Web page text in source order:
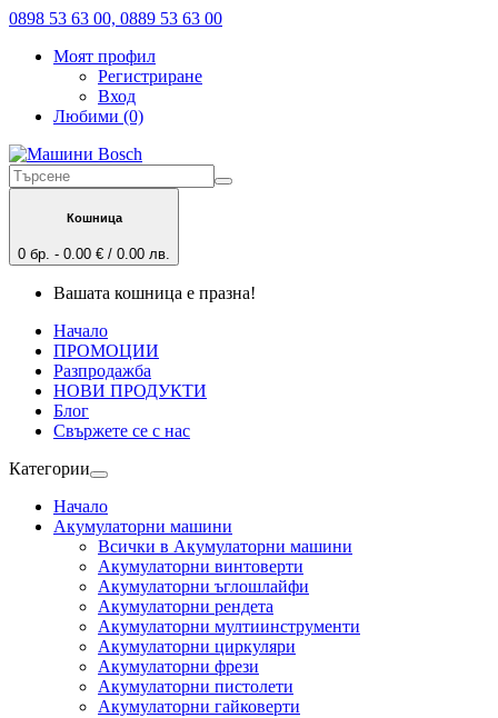
0898 53 63 00, 0889 53 63 00
Моят профил
Регистриране
Вход
Любими (0)
Кошница
0 бр. - 0.00 € / 0.00 лв.
Вашата кошница е празна!
Начало
ПРОМОЦИИ
Разпродажба
НОВИ ПРОДУКТИ
Блог
Свържете се с нас
Категории
Начало
Акумулаторни машини
Всички в Акумулаторни машини
Акумулаторни винтоверти
Акумулаторни ъглошлайфи
Акумулаторни рендета
Акумулаторни мултиинструменти
Акумулаторни циркуляри
Акумулаторни фрези
Акумулаторни пистолети
Акумулаторни гайковерти